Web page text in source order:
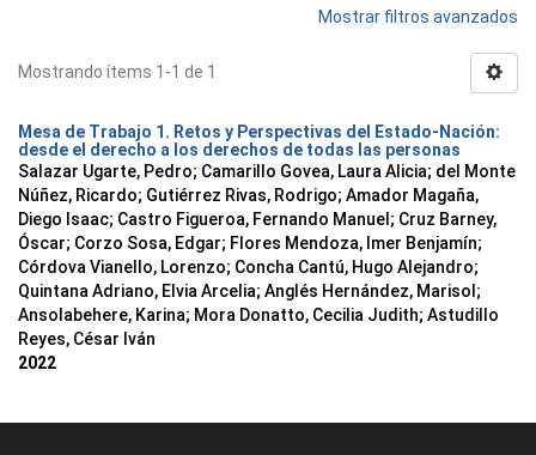
Mostrar filtros avanzados
Mostrando ítems 1-1 de 1
Mesa de Trabajo 1. Retos y Perspectivas del Estado-Nación:
desde el derecho a los derechos de todas las personas
Salazar Ugarte, Pedro; Camarillo Govea, Laura Alicia; del Monte
Núñez, Ricardo; Gutiérrez Rivas, Rodrigo; Amador Magaña,
Diego Isaac; Castro Figueroa, Fernando Manuel ; Cruz Barney,
Óscar; Corzo Sosa, Edgar; Flores Mendoza, Imer Benjamín;
Córdova Vianello, Lorenzo; Concha Cantú, Hugo Alejandro;
Quintana Adriano, Elvia Arcelia; Anglés Hernández, Marisol ;
Ansolabehere, Karina; Mora Donatto, Cecilia Judith; Astudillo
Reyes, César Iván
2022